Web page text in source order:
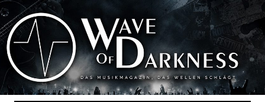
Zum
Inhalt
springen
Wave of Darkness
Das Musikmagazin, das Wellen schlägt. Konzerte, Festivals, Events,
Fotos, Termine, Interviews, Berichte, Musik